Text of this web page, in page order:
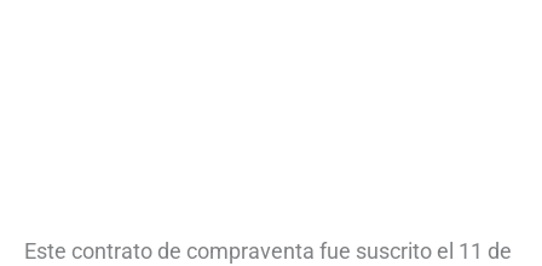
Este contrato de compraventa fue suscrito el 11 de